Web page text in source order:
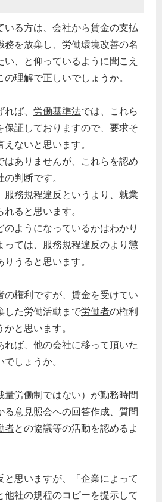
いる方は、会社から賃金の支払
務を放棄し、労働環境改善の名
い、と仰っているように聞こえ
理解で正しいでしょうか。
ば、 労働基準法では、これら
保証しておりますので、要求そ
ないと思います。
はありませんが、これらを認め
判断です。
服務規程違反というより、就業
ると思います。
のようになっているかはわかり
ては、 服務規程違反のより 懲
うると思います。
の権利ですが、 賃金を受けてい
した労働活動まで労働者の権利
と思います。
れば、他の会社に移って頂いた
しょうか。
量労働制ではない）が勤務時間
る意見照会への回答作成、質問
者との協議等の活動を認めるよ
思いますが、「企業によって
他社の規程のコピーを提示して